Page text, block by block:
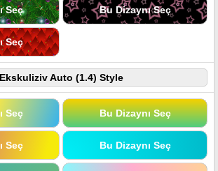
Seç Bu Dizaynı Seç
Seç
Ekskuliziv Auto (1.4) Style
Seç Bu Dizaynı Seç
Seç Bu Dizaynı Seç